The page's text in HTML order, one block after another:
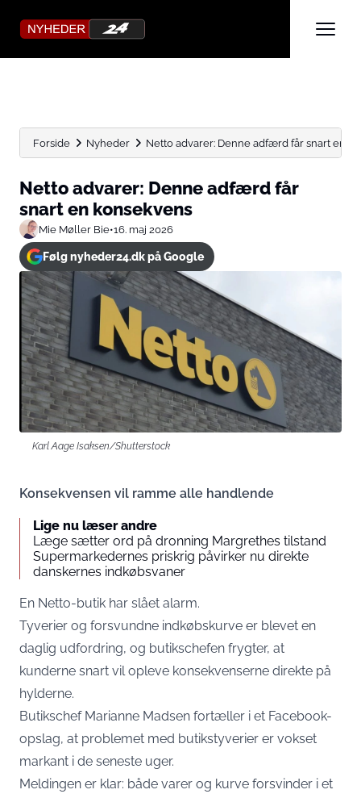
Forside Nyheder Netto advarer: Denne adfærd får snart en
Netto advarer: Denne adfærd får
snart en konsekvens
Mie Møller Bie•16. maj 2026
Følg nyheder24.dk på Google
Karl Aage Isaksen/Shutterstock
Konsekvensen vil ramme alle handlende
Lige nu læser andre
Læge sætter ord på dronning Margrethes tilstand
Supermarkedernes priskrig påvirker nu direkte
danskernes indkøbsvaner
En Netto-butik har slået alarm.
Tyverier og forsvundne indkøbskurve er blevet en
daglig udfordring, og butikschefen frygter, at
kunderne snart vil opleve konsekvenserne direkte på
hylderne.
Butikschef Marianne Madsen fortæller i et Facebook-
opslag, at problemet med butikstyverier er vokset
markant i de seneste uger.
Meldingen er klar: både varer og kurve forsvinder i et